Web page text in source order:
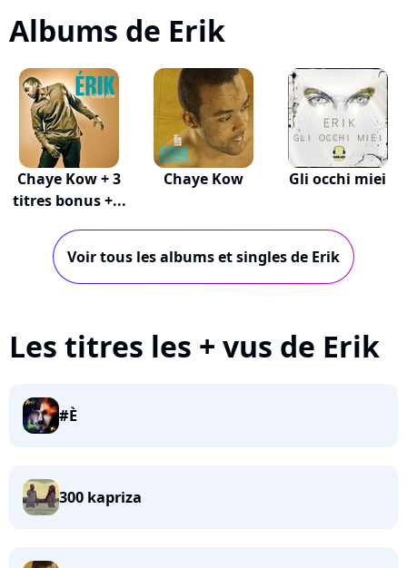
Albums de Erik
Chaye Kow + 3
titres bonus +...
Chaye Kow Gli occhi miei
Voir tous les albums et singles de Erik
Les titres les + vus de Erik
#È
300 kapriza